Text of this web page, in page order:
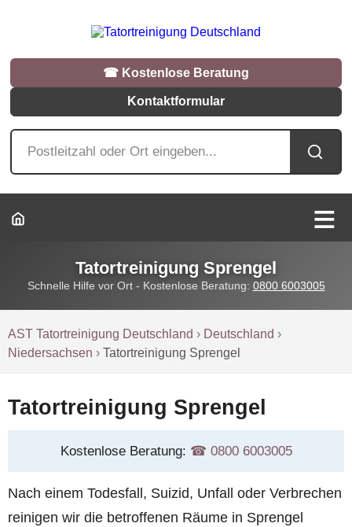
☎︎ Kostenlose Beratung
Kontaktformular
Tatortreinigung Sprengel
Schnelle Hilfe vor Ort - Kostenlose Beratung: 0800 6003005
AST Tatortreinigung Deutschland › Deutschland ›
Niedersachsen ›Tatortreinigung Sprengel
Tatortreinigung Sprengel
Kostenlose Beratung: ☎︎ 0800 6003005
Nach einem Todesfall, Suizid, Unfall oder Verbrechen
reinigen wir die betroffenen Räume in Sprengel